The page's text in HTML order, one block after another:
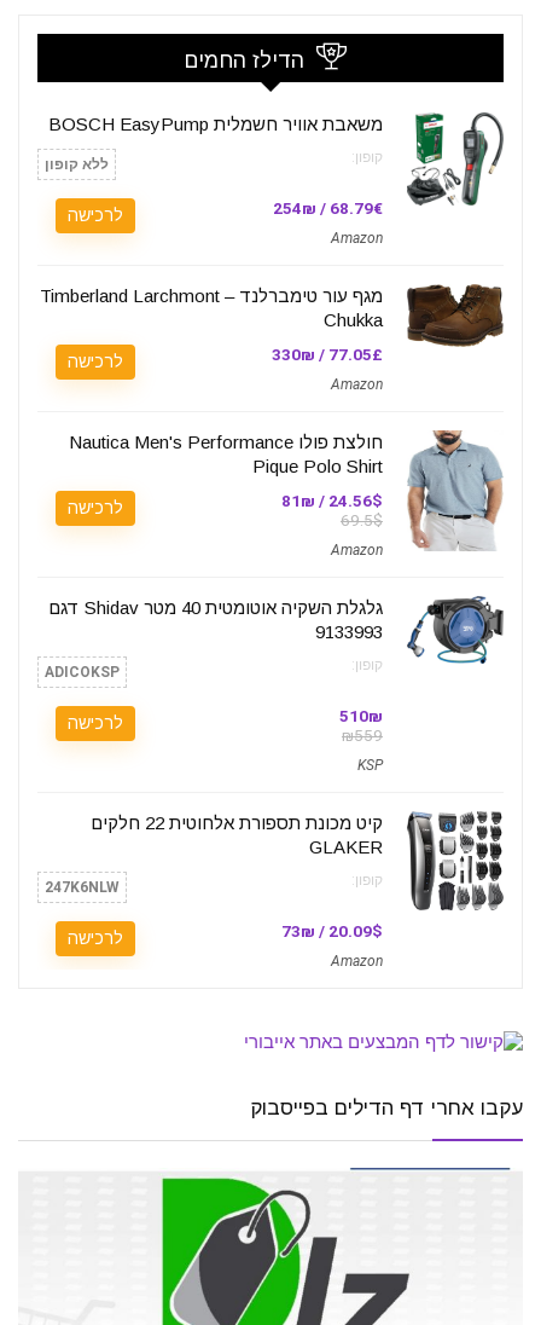
הדילז החמים
משאבת אוויר חשמלית BOSCH EasyPump
קופון: ללא קופון
68.79€ / 254₪
Amazon
לרכישה
מגף עור טימברלנד – Timberland Larchmont
Chukka
77.05£ / 330₪
Amazon
לרכישה
חולצת פולו Nautica Men's Performance
Pique Polo Shirt
24.56$ / 81₪
69.5$
Amazon
לרכישה
גלגלת השקיה אוטומטית 40 מטר Shidav דגם
9133993
קופון: ADICOKSP
510₪
₪559
KSP
לרכישה
קיט מכונת תספורת אלחוטית 22 חלקים
GLAKER
קופון: 247K6NLW
20.09$ / 73₪
Amazon
לרכישה
עקבו אחרי דף הדילים בפייסבוק